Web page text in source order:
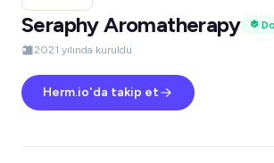
Seraphy Aromatherapy
2021 yılında kuruldu
Herm.io'da takip et